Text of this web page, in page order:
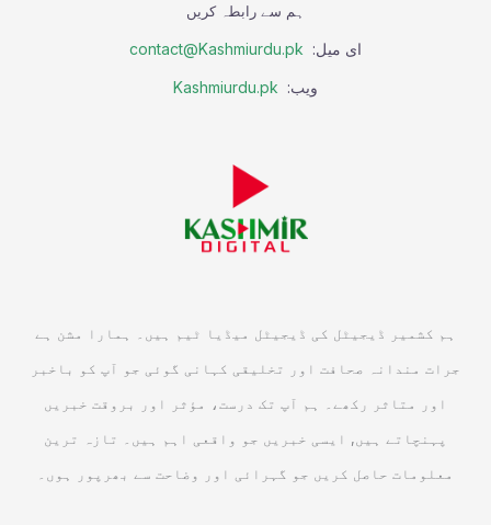
ہم سے رابطہ کریں
ای میل: contact@Kashmiurdu.pk
ویب: Kashmiurdu.pk
ہم کشمیر ڈیجیٹل کی ڈیجیٹل میڈیا ٹیم ہیں۔ ہمارا مشن ہے
جرات مندانہ صحافت اور تخلیقی کہانی گوئی جو آپ کو باخبر
اور متاثر رکھے۔ ہم آپ تک درست، مؤثر اور بروقت خبریں
پہنچاتے ہیں, ایسی خبریں جو واقعی اہم ہیں۔ تازہ ترین
معلومات حاصل کریں جو گہرائی اور وضاحت سے بھرپور ہوں۔